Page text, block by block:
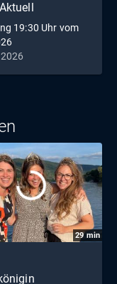
19:30 Uhr vom
29min